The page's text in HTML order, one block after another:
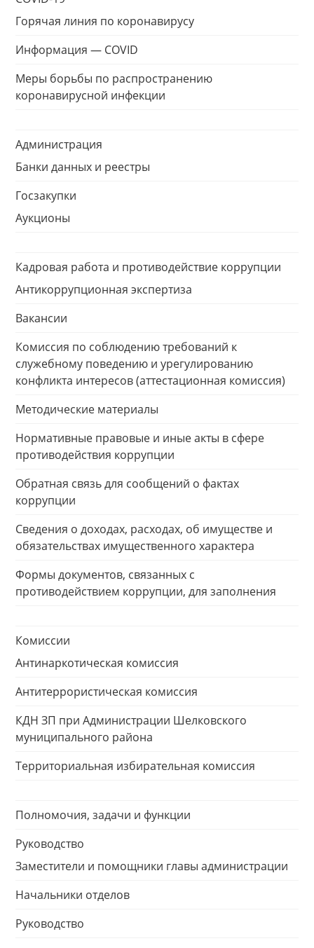
Горячая линия по коронавирусу
Информация — COVID
Меры борьбы по распространению
коронавирусной инфекции
Администрация
Банки данных и реестры
Госзакупки
Аукционы
Кадровая работа и противодействие коррупции
Антикоррупционная экспертиза
Вакансии
Комиссия по соблюдению требований к
служебному поведению и урегулированию
конфликта интересов (аттестационная комиссия)
Методические материалы
Нормативные правовые и иные акты в сфере
противодействия коррупции
Обратная связь для сообщений о фактах
коррупции
Сведения о доходах, расходах, об имуществе и
обязательствах имущественного характера
Формы документов, связанных с
противодействием коррупции, для заполнения
Комиссии
Антинаркотическая комиссия
Антитеррористическая комиссия
КДН ЗП при Администрации Шелковского
муниципального района
Территориальная избирательная комиссия
Полномочия, задачи и функции
Руководство
Заместители и помощники главы администрации
Начальники отделов
Руководство